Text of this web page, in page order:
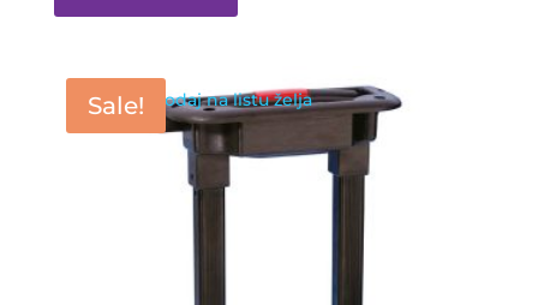
Sale! Dodaj na listu želja